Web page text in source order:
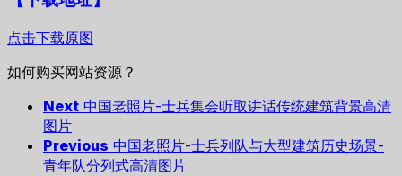
点击下载原图
如何购买网站资源？
Next 中国老照片-士兵集会听取讲话传统建筑背景高清
图片
Previous 中国老照片-士兵列队与大型建筑历史场景-
青年队分列式高清图片